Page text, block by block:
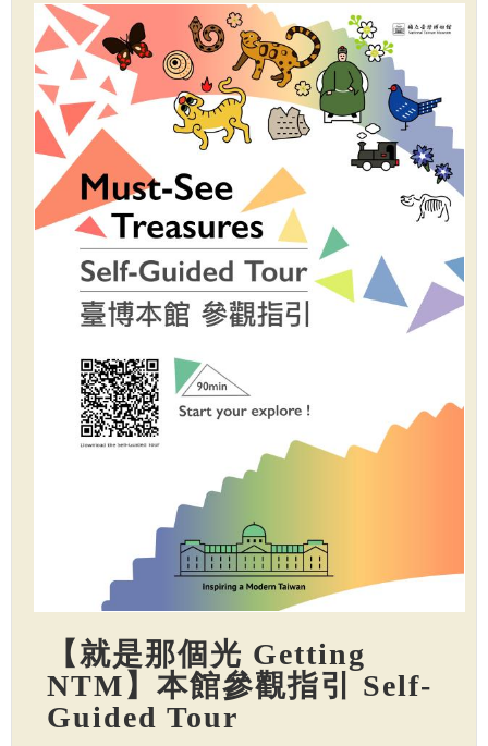
【就是那個光 Getting
NTM】本館參觀指引 Self-
Guided Tour